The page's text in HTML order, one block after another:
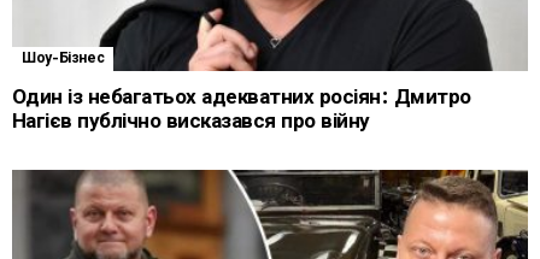
Шоу-Бізнес
Один із небагатьох адекватних росіян: Дмитро
Нагієв публічно висказався про війну